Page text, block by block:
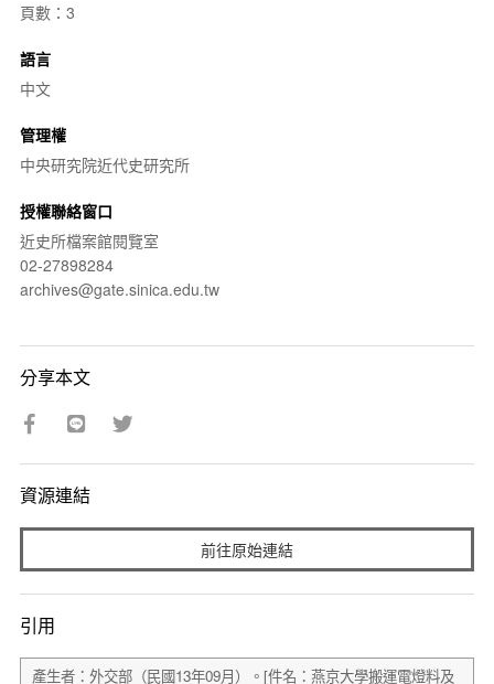
頁數：3
語言
中文
管理權
中央研究院近代史研究所
授權聯絡窗口
近史所檔案館閱覽室
02-27898284
archives@gate.sinica.edu.tw
分享本文
資源連結
前往原始連結
引用